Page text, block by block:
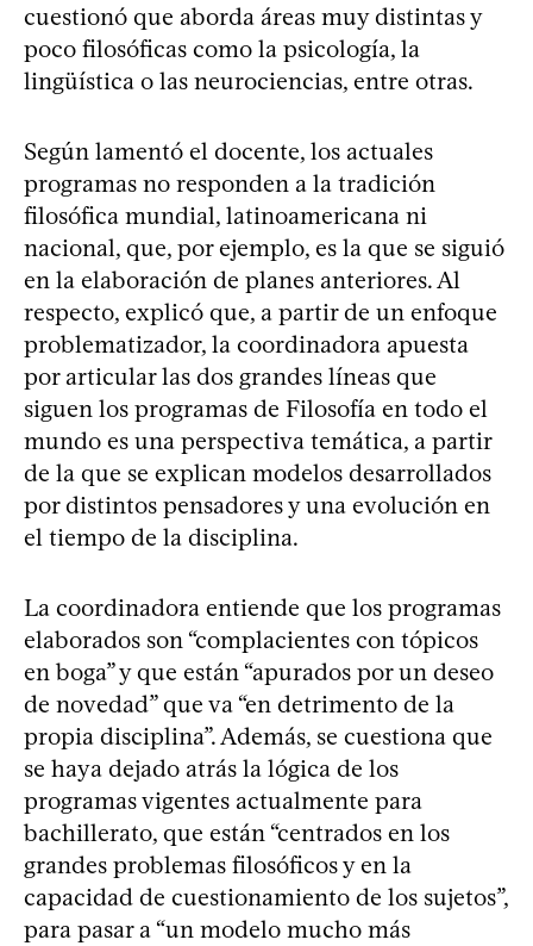
cuestionó que aborda áreas muy distintas y
poco filosóficas como la psicología, la
lingüística o las neurociencias, entre otras.
Según lamentó el docente, los actuales
programas no responden a la tradición
filosófica mundial, latinoamericana ni
nacional, que, por ejemplo, es la que se siguió
en la elaboración de planes anteriores. Al
respecto, explicó que, a partir de un enfoque
problematizador, la coordinadora apuesta
por articular las dos grandes líneas que
siguen los programas de Filosofía en todo el
mundo es una perspectiva temática, a partir
de la que se explican modelos desarrollados
por distintos pensadores y una evolución en
el tiempo de la disciplina.
La coordinadora entiende que los programas
elaborados son “complacientes con tópicos
en boga” y que están “apurados por un deseo
de novedad” que va “en detrimento de la
propia disciplina”. Además, se cuestiona que
se haya dejado atrás la lógica de los
programas vigentes actualmente para
bachillerato, que están “centrados en los
grandes problemas filosóficos y en la
capacidad de cuestionamiento de los sujetos”,
para pasar a “un modelo mucho más